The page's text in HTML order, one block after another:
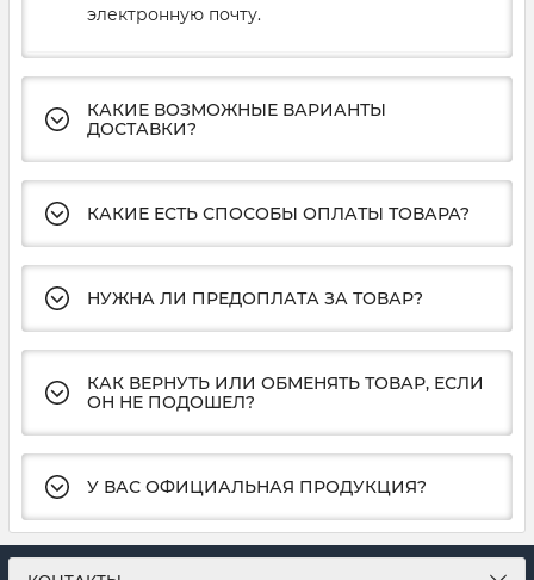
электронную почту.
КАКИЕ ВОЗМОЖНЫЕ ВАРИАНТЫ
ДОСТАВКИ?
КАКИЕ ЕСТЬ СПОСОБЫ ОПЛАТЫ ТОВАРА?
НУЖНА ЛИ ПРЕДОПЛАТА ЗА ТОВАР?
КАК ВЕРНУТЬ ИЛИ ОБМЕНЯТЬ ТОВАР, ЕСЛИ
ОН НЕ ПОДОШЕЛ?
У ВАС ОФИЦИАЛЬНАЯ ПРОДУКЦИЯ?